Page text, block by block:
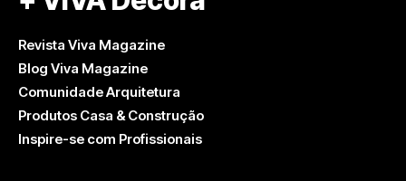
Revista Viva Magazine
Blog Viva Magazine
Comunidade Arquitetura
Produtos Casa & Construção
Inspire-se com Profissionais